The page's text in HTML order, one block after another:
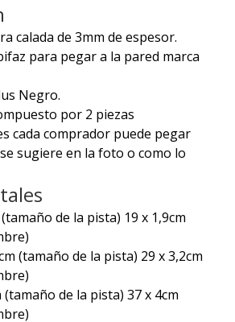
calada de 3mm de espesor.
para pegar a la pared marca
Negro.
por 2 piezas
cada comprador puede pegar
sugiere en la foto o como lo
(tamaño de la pista) 19 x 1,9cm
(tamaño de la pista) 29 x 3,2cm
(tamaño de la pista) 37 x 4cm